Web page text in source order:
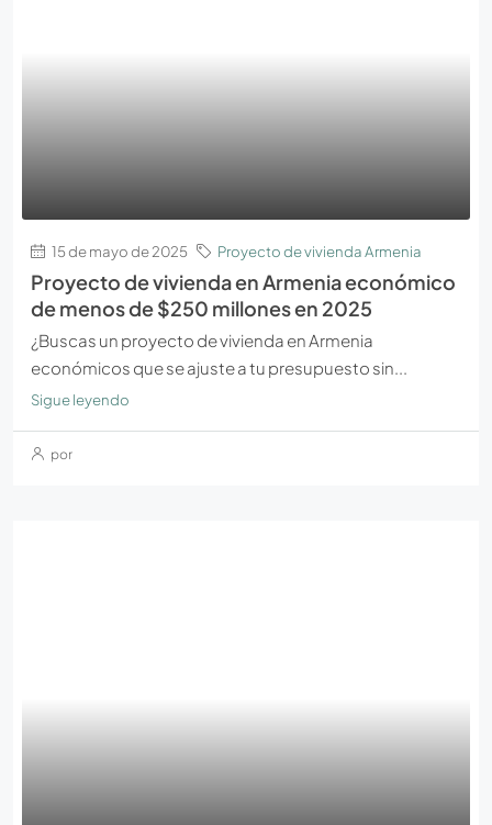
15 de mayo de 2025 Proyecto de vivienda Armenia
Proyecto de vivienda en Armenia económico
de menos de $250 millones en 2025
¿Buscas un proyecto de vivienda en Armenia
económicos que se ajuste a tu presupuesto sin...
Sigue leyendo
por